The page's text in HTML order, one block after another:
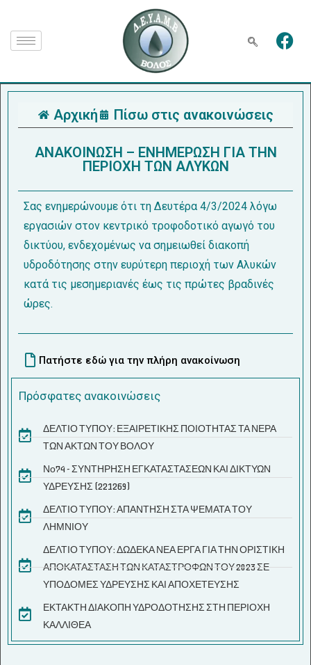
Αρχική Πίσω στις ανακοινώσεις
ΑΝΑΚΟΙΝΩΣΗ – ΕΝΗΜΕΡΩΣΗ ΓΙΑ ΤΗΝ
ΠΕΡΙΟΧΗ ΤΩΝ ΑΛΥΚΩΝ
Σας ενημερώνουμε ότι τη Δευτέρα 4/3/2024 λόγω
εργασιών στον κεντρικό τροφοδοτικό αγωγό του
δικτύου, ενδεχομένως να σημειωθεί διακοπή
υδροδότησης στην ευρύτερη περιοχή των Αλυκών
κατά τις μεσημεριανές έως τις πρώτες βραδινές
ώρες.
Πατήστε εδώ για την πλήρη ανακοίνωση
Πρόσφατες ανακοινώσεις
ΔΕΛΤΙΟ ΤΥΠΟΥ: ΕΞΑΙΡΕΤΙΚΗΣ ΠΟΙΟΤΗΤΑΣ ΤΑ ΝΕΡΑ
ΤΩΝ ΑΚΤΩΝ ΤΟΥ ΒΟΛΟΥ
Νο74 - ΣΥΝΤΗΡΗΣΗ ΕΓΚΑΤΑΣΤΑΣΕΩΝ ΚΑΙ ΔΙΚΤΥΩΝ
ΥΔΡΕΥΣΗΣ (221269)
ΔΕΛΤΙΟ ΤΥΠΟΥ: ΑΠΑΝΤΗΣΗ ΣΤΑ ΨΕΜΑΤΑ ΤΟΥ
ΛΗΜΝΙΟΥ
ΔΕΛΤΙΟ ΤΥΠΟΥ: ΔΩΔΕΚΑ ΝΕΑ ΕΡΓΑ ΓΙΑ ΤΗΝ ΟΡΙΣΤΙΚΗ
ΑΠΟΚΑΤΑΣΤΑΣΗ ΤΩΝ ΚΑΤΑΣΤΡΟΦΩΝ ΤΟΥ 2023 ΣΕ
ΥΠΟΔΟΜΕΣ ΥΔΡΕΥΣΗΣ ΚΑΙ ΑΠΟΧΕΤΕΥΣΗΣ
ΕΚΤΑΚΤΗ ΔΙΑΚΟΠΗ ΥΔΡΟΔΟΤΗΣΗΣ ΣΤΗ ΠΕΡΙΟΧΗ
ΚΑΛΛΙΘΕΑ